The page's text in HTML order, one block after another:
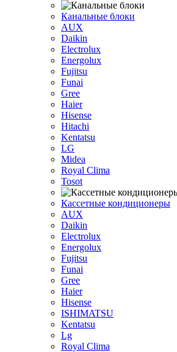
Канальные блоки
AUX
Dаikin
Electrolux
Energolux
Fujitsu
Funai
Gree
Haier
Hisense
Hitachi
Kentatsu
LG
Midea
Royal Clima
Tosot
Кассетные кондиционеры
AUX
Daikin
Electrolux
Energolux
Fujitsu
Funai
Gree
Haier
Hisense
ISHIMATSU
Kentatsu
Lg
Royal Clima